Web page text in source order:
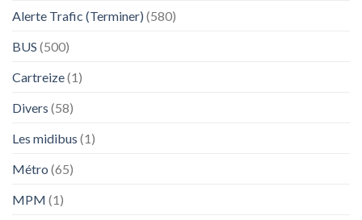
Alerte Trafic (Terminer) (580)
BUS (500)
Cartreize(1)
Divers (58)
Les midibus (1)
Métro (65)
MPM (1)